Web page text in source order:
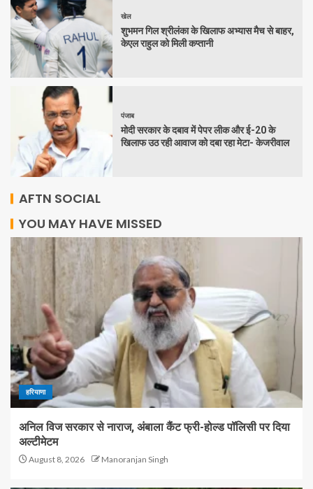
खेल
शुभमन गिल श्रीलंका के खिलाफ अभ्यास मैच से बाहर,
केएल राहुल को मिली कप्तानी
पंजाब
मोदी सरकार के दबाव में पेपर लीक और ई-20 के
खिलाफ उठ रही आवाज को दबा रहा मेटा- केजरीवाल
AFTN SOCIAL
YOU MAY HAVE MISSED
हरियाणा
अनिल विज सरकार से नाराज, अंबाला कैंट फ्री-होल्ड पॉलिसी पर दिया
अल्टीमेटम
August 8, 2026 Manoranjan Singh